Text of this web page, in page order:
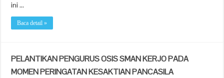
ini …
Baca detail »
PELANTIKAN PENGURUS OSIS SMAN KERJO PADA
MOMEN PERINGATAN KESAKTIAN PANCASILA